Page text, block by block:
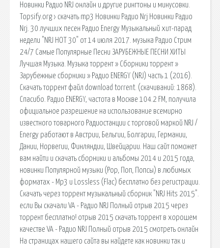
Новинки Радио NRJ онлайн и другие рингтоны и минусовки.
Topsify.org › скачать mp3 Новинки Радио Nrj Новинки Радио
Nrj. 30 лучших песен Радио Energy Музыкальный хит-парад
недели "NRJ HOT 30" от 14 июля 2017. музыка Радио Стрим
24/7 Самые Популярные Песни ЗАРУБЕЖНЫЕ ПЕСНИ ХИТЫ
Лучшая Музыка. Музыка торрент » Сборники торрент »
Зарубежные сборники » Радио ENERGY (NRJ) часть 1 (2016).
Скачать торрент файл download torrent. (cкачиваний: 1868).
Спасибо. Радио ENERGY, частота в Москве 104.2 FM, получила
официальное разрешение на использование всемирно
известного товарного Радиостанции с торговой маркой NRJ /
Energy работают в Австрии, Бельгии, Болгарии, Германии,
Дании, Норвегии, Финляндии, Швейцарии. Наш сайт поможет
вам найти и скачать сборники и альбомы 2014 и 2015 года,
новинки Популярной музыки (Pop, Поп, Попсы) в любимых
форматах - Mp3 и Lossless (Flac) бесплатно без регистрации.
Скачать через торрент музыкальный сборник "NRJ Hits 2015".
если Вы скачали VA - Радио NRJ Полный отрыв 2015 через
торрент бесплатно! отрыв 2015 скачать торрент в хорошем
качестве VA - Радио NRJ Полный отрыв 2015 смотреть онлайн
На страницах нашего сайта вы найдете как новинки так и